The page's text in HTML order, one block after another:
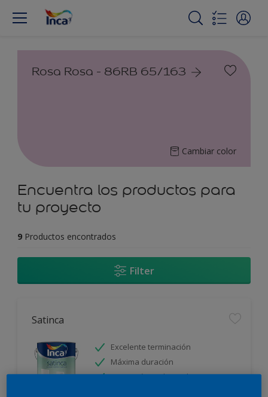
Rosa Rosa - 86RB 65/163
Cambiar color
Encuentra los productos para
tu proyecto
9 Productos encontrados
Filter
Satinca
Excelente terminación
Máxima duración
Protección prolongada